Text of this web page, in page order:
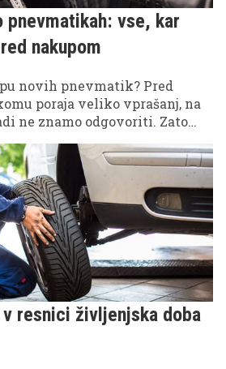
vse, kar
nakupom
novih pnevmatik? Pred
poraja veliko vprašanj, na
ne znamo odgovoriti. Zato
zatekli k strokovnjaku za
Šurku, ki z očetom Silvinom
resnici življenjska doba